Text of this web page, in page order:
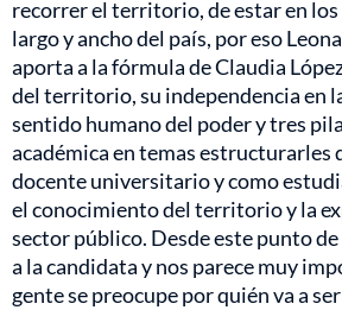
recorrer el territorio, de estar en
largo y ancho del país, por eso
aporta a la fórmula de Claudia
del territorio, su independencia en
sentido humano del poder y tres
académica en temas estructurarles
docente universitario y como
el conocimiento del territorio y la
sector público. Desde este punto
a la candidata y nos parece muy
gente se preocupe por quién va a